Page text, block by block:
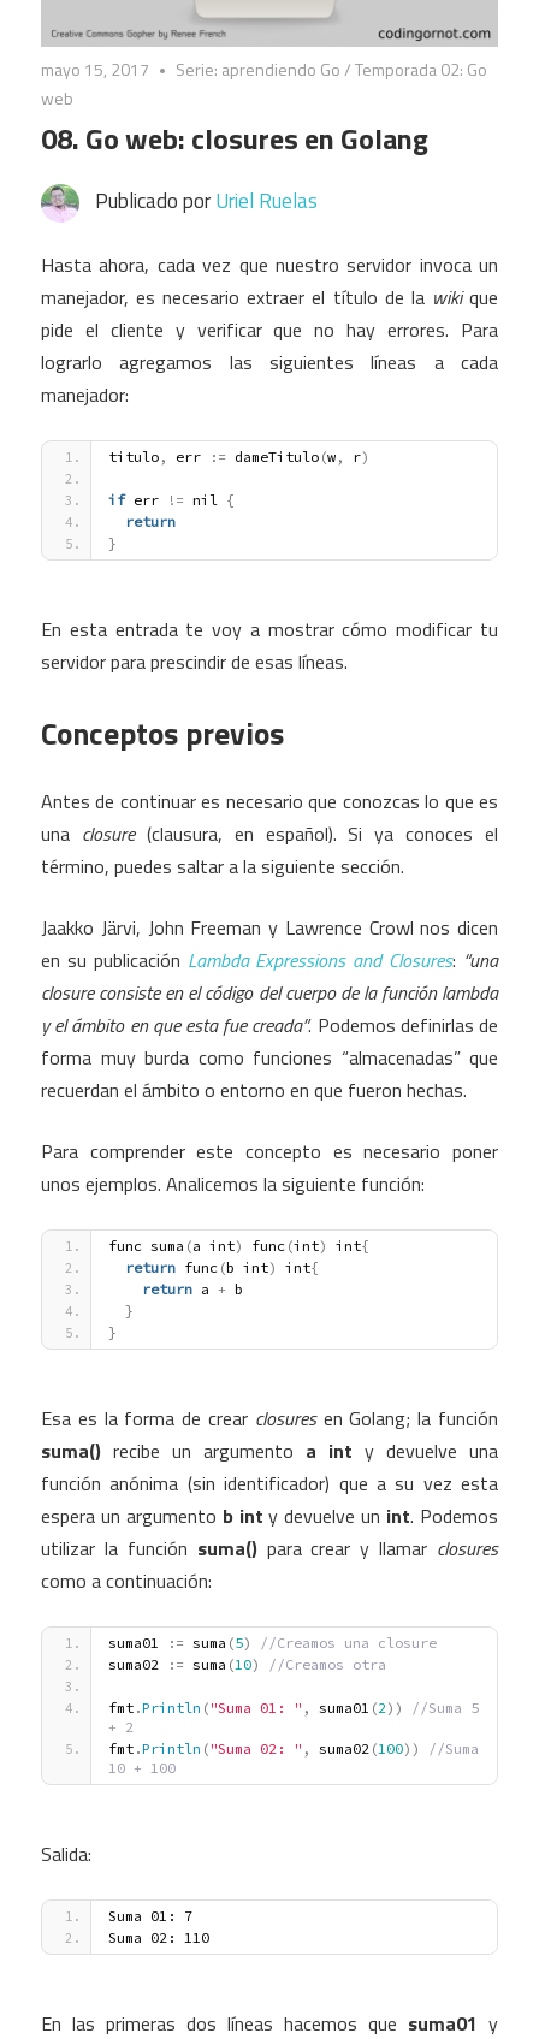
mayo 15, 2017 Serie: aprendiendo Go/Temporada 02: Go
web
08. Go web: closures en Golang
Publicado porUriel Ruelas
Hasta ahora, cada vez que nuestro servidor invoca un
manejador, es necesario extraer el título de la wikique
pide el cliente y verificar que no hay errores. Para
lograrlo agregamos las siguientes líneas a cada
manejador:
titulo , err : = dameTitulo (w , r)
if err ! = nil {
return
}
En esta entrada te voy a mostrar cómo modificar tu
servidor para prescindir de esas líneas.
Conceptos previos
Antes de continuar es necesario que conozcas lo que es
una closure(clausura, en español). Si ya conoces el
término, puedes saltar a la siguiente sección.
Jaakko Järvi, John Freeman y Lawrence Crowl nos dicen
en su publicación Lambda Expressions and Closures: “una
closure consiste en el código del cuerpo de la función lambda
y el ámbito en que esta fue creada”. Podemos definirlas de
forma muy burda como funciones “almacenadas” que
recuerdan el ámbito o entorno en que fueron hechas.
Para comprender este concepto es necesario poner
unos ejemplos. Analicemos la siguiente función:
func suma (a int) func (int) int{
return func (b int) int{
return a + b
}
}
Esa es la forma de crear closuresen Golang; la función
suma() recibe un argumento a int y devuelve una
función anónima (sin identificador) que a su vez esta
espera un argumento b int y devuelve un int. Podemos
utilizar la función suma()para crear y llamar closures
como a continuación:
suma01 : = suma (5)
//Creamos una closure
suma02
: = suma (10) //Creamos otra
fmt .Println ( "Suma 01: " , suma01 (2) )
//Suma 5
+ 2
fmt .Println ( "Suma 02: " , suma02 (100) )
//Suma
10 + 100
Salida:
Suma 01: 7
Suma 02: 110
En las primeras dos líneas hacemos que suma01 y